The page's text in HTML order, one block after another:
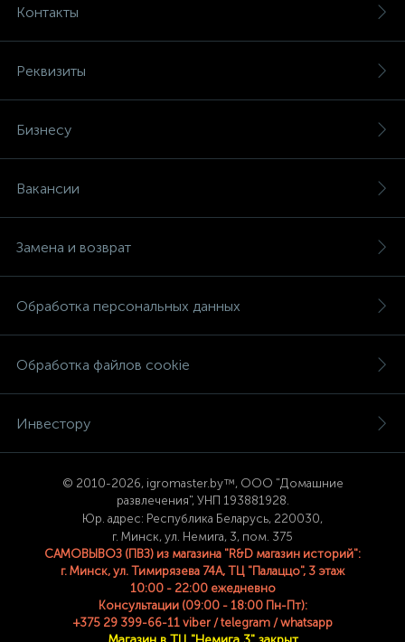
Контакты
Реквизиты
Бизнесу
Вакансии
Замена и возврат
Обработка персональных данных
Обработка файлов cookie
Инвестору
© 2010-2026, igromaster.by™, ООО "Домашние
развлечения", УНП 193881928.
Юр. адрес: Республика Беларусь, 220030,
г. Минск, ул. Немига, 3, пом. 375
САМОВЫВОЗ (ПВЗ) из магазина "R&D магазин историй":
г. Минск, ул. Тимирязева 74A, ТЦ "Палаццо", 3 этаж
10:00 - 22:00 ежедневно
Консультации (09:00 - 18:00 Пн-Пт):
+375 29 399-66-11 viber / telegram / whatsapp